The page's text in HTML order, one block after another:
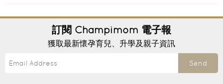
訂閱 Champimom 電子報
獲取最新懷孕育兒、升學及親子資訊
Send